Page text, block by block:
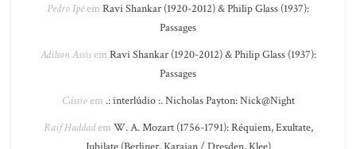
Pedro Ipêem Ravi Shankar (1920-2012) & Philip Glass (1937):
Passages
Adilson Assisem Ravi Shankar (1920-2012) & Philip Glass (1937):
Passages
Cássioem .: interlúdio :. Nicholas Payton: Nick@Night
Raif Haddadem W. A. Mozart (1756-1791): Réquiem, Exultate,